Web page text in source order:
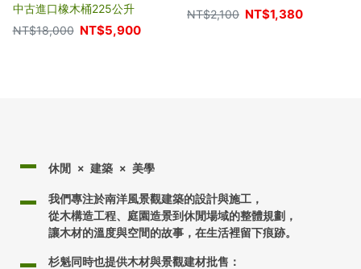
中古進口橡木桶225公升
NT$18,000 NT$5,900
NT$2,100 NT$1,380
休閒 × 建築 × 美學
我們專注於南洋風景觀建築的設計與施工，
從木構造工程、庭園造景到休閒場域的整體規劃，
讓木材的溫度與空間的故事，在生活裡留下痕跡。
杉魁同時也提供木材與景觀建材批售：